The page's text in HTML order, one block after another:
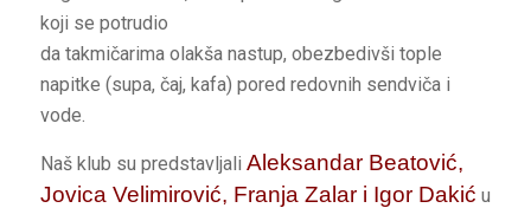
koji se potrudio
da takmičarima olakša nastup, obezbedivši tople
napitke (supa, čaj, kafa) pored redovnih sendviča i
vode.
Naš klub su predstavljali Aleksandar Beatović,
Jovica Velimirović, Franja Zalar i Igor Dakić u